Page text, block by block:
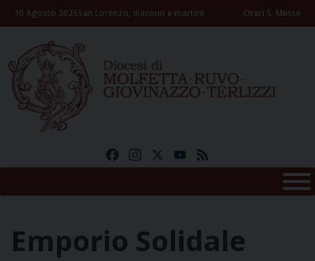
Skip10 Agosto 2026San Lorenzo, diacono e martire Orari S. Messe
FacebookInstagramYouTube
Emporio Solidale